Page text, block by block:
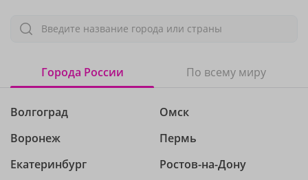
Введите название города или страны
Города России По всему миру
Волгоград
Воронеж
Екатеринбург
Омск
Пермь
Ростов-на-Дону